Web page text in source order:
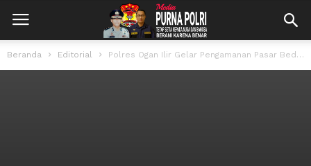
Beranda Editorial Polres Ogan Ilir Gelar Pengamanan Pasar Bedug Ramadhan 1446 H